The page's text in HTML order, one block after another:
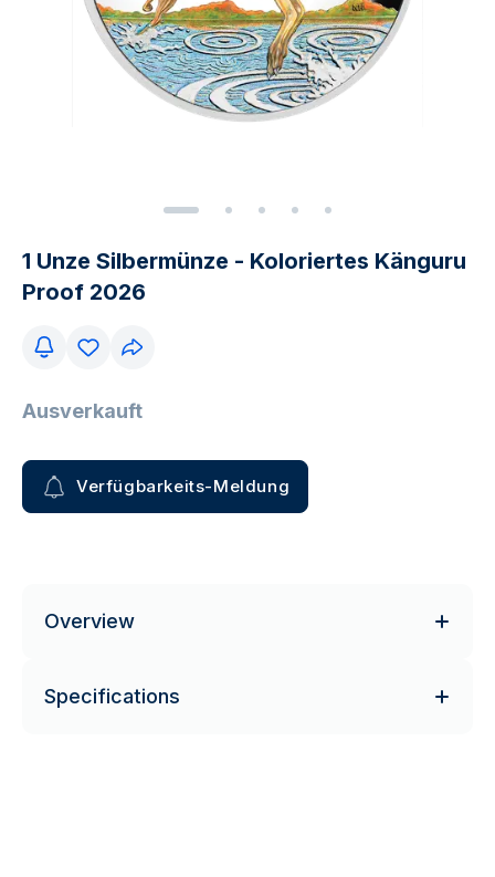
1 Unze Silbermünze - Koloriertes Känguru
Proof 2026
Ausverkauft
Verfügbarkeits-Meldung
Overview
Specifications